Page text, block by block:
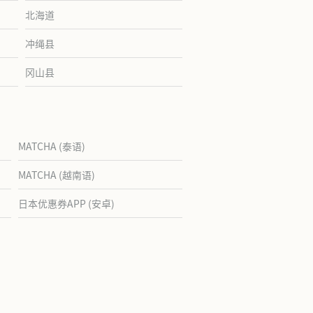
北海道
冲绳县
冈山县
MATCHA (泰语)
MATCHA (越南语)
日本优惠券APP (安卓)